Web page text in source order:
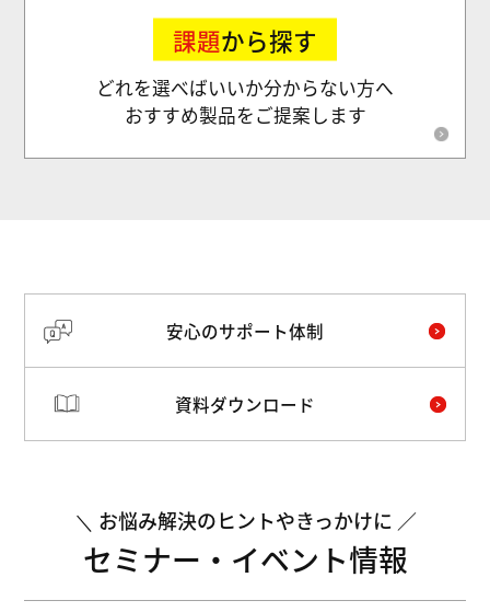
課題から探す
どれを選べばいいか分からない方へ
おすすめ製品をご提案します
安心のサポート体制
資料ダウンロード
お悩み解決のヒントやきっかけに
セミナー・イベント情報